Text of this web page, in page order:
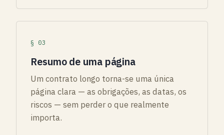
§ 03
Resumo de uma página
Um contrato longo torna-se uma única
página clara — as obrigações, as datas, os
riscos — sem perder o que realmente
importa.